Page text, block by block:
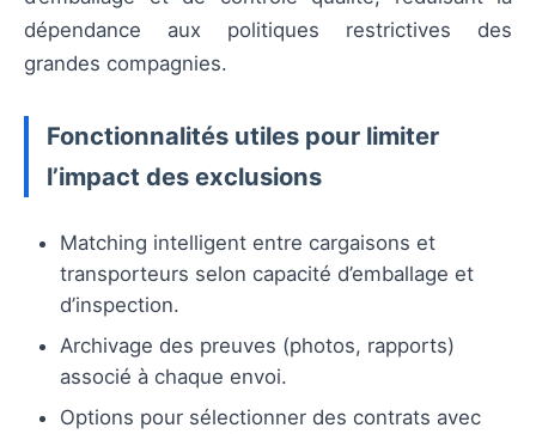
dépendance aux politiques restrictives des
grandes compagnies.
Fonctionnalités utiles pour limiter
l’impact des exclusions
Matching intelligent entre cargaisons et
transporteurs selon capacité d’emballage et
d’inspection.
Archivage des preuves (photos, rapports)
associé à chaque envoi.
Options pour sélectionner des contrats avec